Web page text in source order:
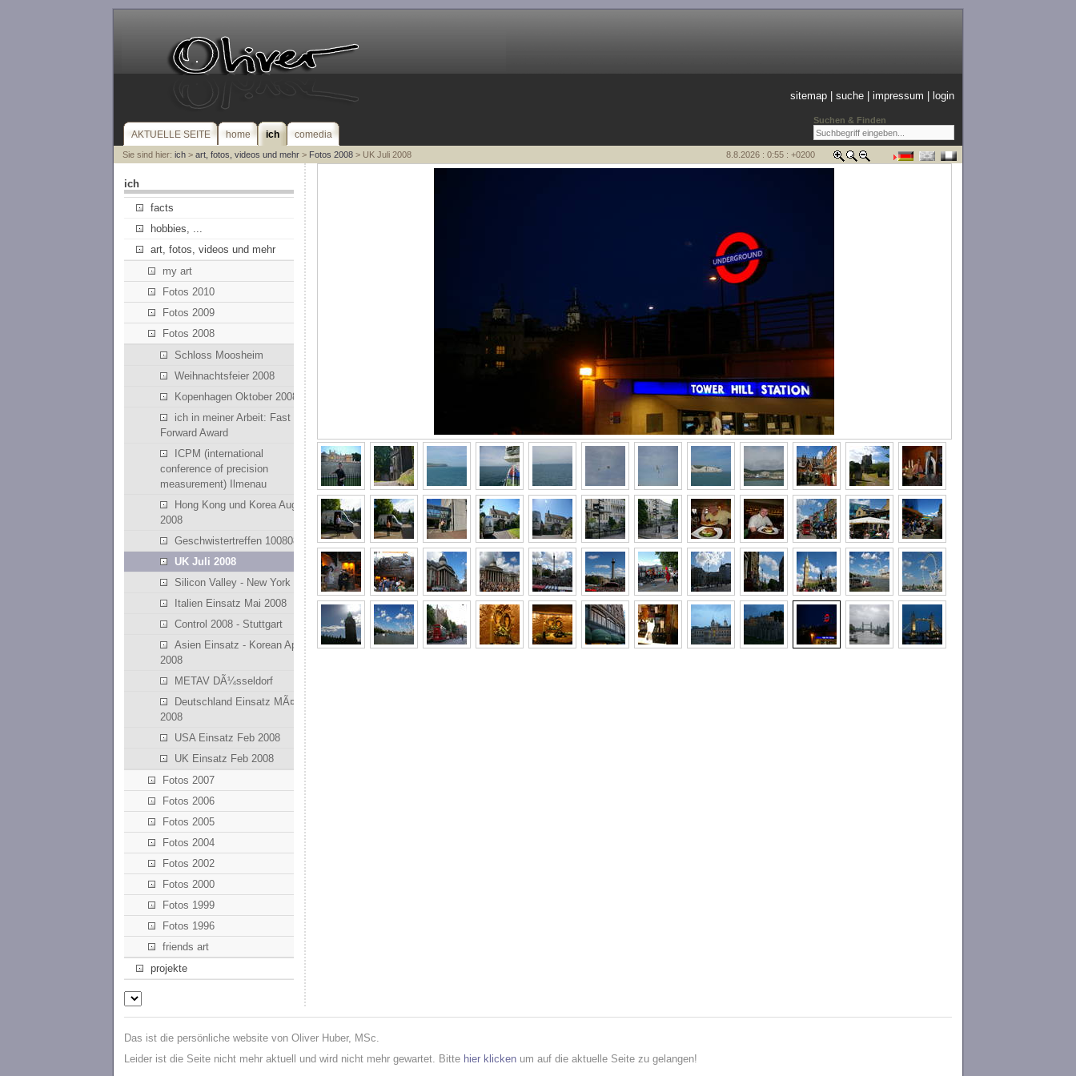
Suchen & Finden
sitemap |suche |impressum login
AKTUELLE SEITE home ich comedia
Sie sind hier: ich> art, fotos, videos und mehr> Fotos 2008> UK Juli 2008 8.8.2026 : 0:55 : +0200
ich
facts
hobbies, ...
art, fotos, videos und mehr
my art
Fotos 2010
Fotos 2009
Fotos 2008
Schloss Moosheim
Weihnachtsfeier 2008
Kopenhagen Oktober 2008
ich in meiner Arbeit: Fast
Forward Award
ICPM (international
conference of precision
measurement) Ilmenau
Hong Kong und Korea August
2008
Geschwistertreffen 100808
UK Juli 2008
Silicon Valley - New York
Italien Einsatz Mai 2008
Control 2008 - Stuttgart
Asien Einsatz - Korean April
2008
METAV DÃ¼sseldorf
Deutschland Einsatz MÃ¤rz
2008
USA Einsatz Feb 2008
UK Einsatz Feb 2008
Fotos 2007
Fotos 2006
Fotos 2005
Fotos 2004
Fotos 2002
Fotos 2000
Fotos 1999
Fotos 1996
friends art
projekte
Das ist die persönliche website von Oliver Huber, MSc.
Leider ist die Seite nicht mehr aktuell und wird nicht mehr gewartet. Bitte hier klicken um auf die aktuelle Seite zu gelangen!